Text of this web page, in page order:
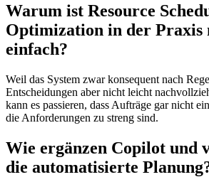
Warum ist Resource
Optimization in der Praxis
einfach?
Weil das System zwar konsequent nach
Entscheidungen aber nicht leicht
kann es passieren, dass Aufträge gar nicht
die Anforderungen zu streng sind.
Wie ergänzen Copilot und
die automatisierte